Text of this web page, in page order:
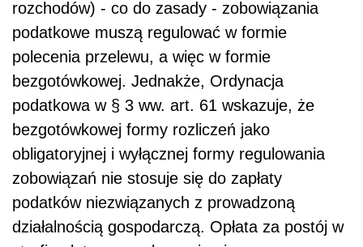
rozchodów) - co do zasady - zobowiązania
podatkowe muszą regulować w formie
polecenia przelewu, a więc w formie
bezgotówkowej. Jednakże, Ordynacja
podatkowa w § 3 ww. art. 61 wskazuje, że
bezgotówkowej formy rozliczeń jako
obligatoryjnej i wyłącznej formy regulowania
zobowiązań nie stosuje się do zapłaty
podatków niezwiązanych z prowadzoną
działalnością gospodarczą. Opłata za postój w